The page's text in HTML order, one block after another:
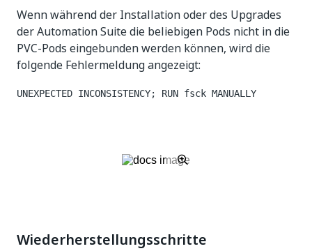
Wenn während der Installation oder des Upgrades
der Automation Suite die beliebigen Pods nicht in die
PVC-Pods eingebunden werden können, wird die
folgende Fehlermeldung angezeigt:
UNEXPECTED INCONSISTENCY; RUN fsck MANUALLY
Wiederherstellungsschritte